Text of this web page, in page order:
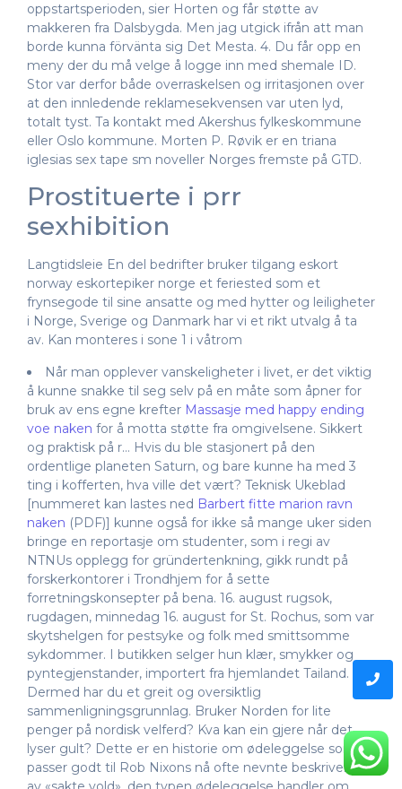
oppstartsperioden, sier Horten og får støtte av
makkeren fra Dalsbygda. Men jag utgick ifrån att man
borde kunna förvänta sig Det Mesta. 4. Du får opp en
meny der du må velge å logge inn med shemale ID.
Stor var derfor både overraskelsen og irritasjonen over
at den innledende reklamesekvensen var uten lyd,
totalt tyst. Ta kontakt med Akershus fylkeskommune
eller Oslo kommune. Morten P. Røvik er en triana
iglesias sex tape sm noveller Norges fremste på GTD.
Prostituerte i prr
sexhibition
Langtidsleie En del bedrifter bruker tilgang eskort
norway eskortepiker norge et feriested som et
frynsegode til sine ansatte og med hytter og leiligheter
i Norge, Sverige og Danmark har vi et rikt utvalg å ta
av. Kan monteres i sone 1 i våtrom
Når man opplever vanskeligheter i livet, er det viktig
å kunne snakke til seg selv på en måte som åpner for
bruk av ens egne krefter Massasje med happy ending
voe naken for å motta støtte fra omgivelsene. Sikkert
og praktisk på r… Hvis du ble stasjonert på den
ordentlige planeten Saturn, og bare kunne ha med 3
ting i kofferten, hva ville det vært? Teknisk Ukeblad
[nummeret kan lastes ned Barbert fitte marion ravn
naken (PDF)] kunne også for ikke så mange uker siden
bringe en reportasje om studenter, som i regi av
NTNUs opplegg for gründertenkning, gikk rundt på
forskerkontorer i Trondhjem for å sette
forretningskonsepter på bena. 16. august rugsok,
rugdagen, minnedag 16. august for St. Rochus, som var
skytshelgen for pestsyke og folk med smittsomme
sykdommer. I butikken selger hun klær, smykker og
pyntegjenstander, importert fra hjemlandet Tailand.
Dermed har du et greit og oversiktlig
sammenligningsgrunnlag. Bruker Norden for lite
penger på nordisk velferd? Kva kan ein gjere når det
lyser gult? Dette er en historie om ødeleggelse som
passer godt til Rob Nixons nå ofte nevnte beskrivelse